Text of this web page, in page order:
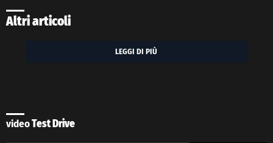
Altri articoli
LEGGI DI PIÙ
videoTest Drive